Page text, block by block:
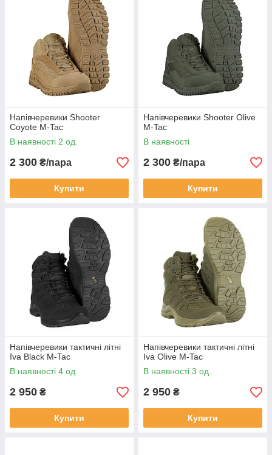
Напівчеревики Shooter
Coyote M-Tac
В наявності 2 од.
2 300 ₴/пара
Купити
Напівчеревики Shooter Olive
M-Tac
В наявності
2 300 ₴/пара
Купити
Напівчеревики тактичні літні
Iva Black M-Tac
В наявності 4 од.
2 950 ₴
Купити
Напівчеревики тактичні літні
Iva Olive M-Tac
В наявності 3 од.
2 950 ₴
Купити